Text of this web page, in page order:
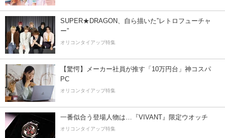
SUPER★DRAGON、自ら描いた”レトロフューチャ
ー”
オリコンタイアップ特集
【驚愕】メーカー社員が推す「10万円台」神コスパ
PC
オリコンタイアップ特集
一番似合う登場人物は…『VIVANT』限定ウオッチ
オリコンタイアップ特集